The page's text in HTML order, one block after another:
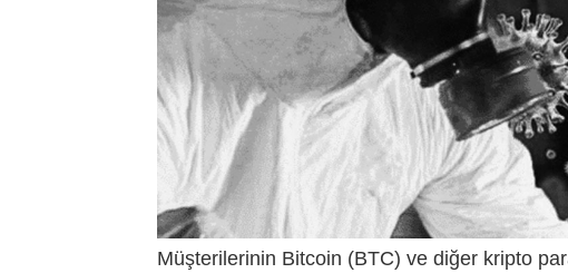
Müşterilerinin Bitcoin (BTC) ve diğer kripto